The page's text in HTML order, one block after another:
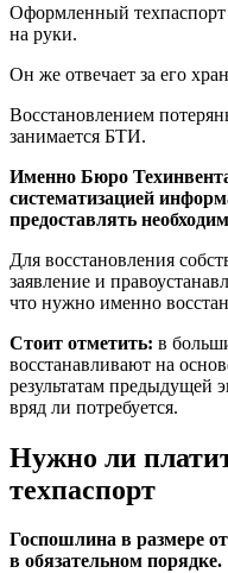
Оформленный
на руки.
Он же отвечает за его
Восстановлением
занимается БТИ.
Именно Бюро
систематизацией
предоставлять
Для восстановления
заявление и
что нужно именно
Стоит отметить: в
восстанавливают на
результатам предыдущей
вряд ли потребуется.
Нужно ли
техпаспорт
Госпошлина в размере
в обязательном порядке.